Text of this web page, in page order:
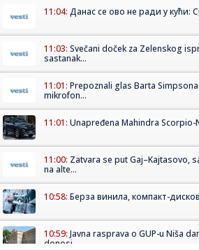
11:04: Данас се ово не ради у кући:
11:03: Svečani doček za Zelenskog
sastanak...
11:01: Prepoznali glas Barta
mikrofon...
11:01: Unapređena Mahindra Scorpio-
11:00: Zatvara se put Gaj–Kajtasovo,
na alte...
10:58: Берза винила, компакт-
10:59: Javna rasprava o GUP-u Niša
donosi...